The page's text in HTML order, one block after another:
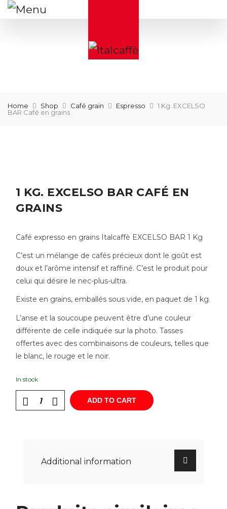
Home Shop Café grain Espresso
1 Kg. EXCELSO
BAR Café en grains
1 KG. EXCELSO BAR CAFÉ EN
GRAINS
Café expresso en grains Italcaffè EXCELSO BAR 1 Kg
C’est un mélange de cafés précieux dont le goût est
doux et l’arôme intensif et raffiné. C’est le produit pour
celui qui désire le nec-plus-ultra.
Existe en grains, emballés sous vide, en paquet de 1 kg.
L’anse et la soucoupe peuvent être d’une couleur
différente de celle indiquée sur la photo. Tasses
offertes avec des combinaisons de couleurs, telles que
le blanc, le rouge et le noir.
In stock
ADD TO CART
Additional information